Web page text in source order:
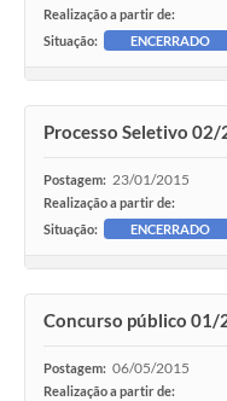
Realização a partir de:
Situação:
ENCERRADO
Processo Seletivo 02/
Postagem: 23/01/2015
Realização a partir de:
Situação:
ENCERRADO
Concurso público 01/
Postagem: 06/05/2015
Realização a partir de: